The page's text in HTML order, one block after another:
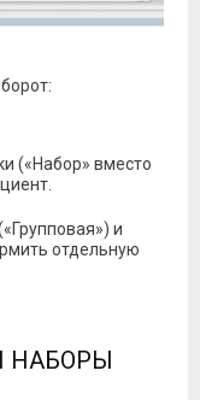
(«Набор» вместо
и
отдельную
НАБОРЫ